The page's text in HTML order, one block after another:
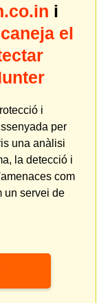
i
el
i
per
una anàlisi
la detecció i
com
un servei de